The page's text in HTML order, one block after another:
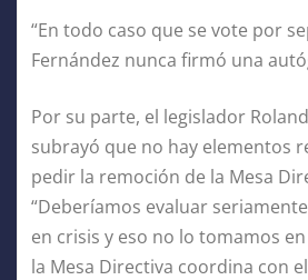
“En todo caso que se vote por
Fernández nunca firmó una
Por su parte, el legislador
subrayó que no hay elementos
pedir la remoción de la Mesa
“Deberíamos evaluar
en crisis y eso no lo tomamos
la Mesa Directiva coordina con